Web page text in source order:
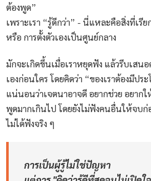
ต้องพูด”
เพราะเรา “รู้ดีกว่า” - นี่แหละคือสิ่งที่เรี
หรือ การตั้งตัวเองเป็นศูนย์กลาง
มักจะเกิดขึ้นเมื่อเราหยุดฟัง แล้วรีบเสน
เองก่อนใคร โดยคิดว่า “ของเราต้องมีปร
แน่นอนว่าเจตนาอาจดี อยากช่วย อยากใ
พูดมากเกินไป โดยยังไม่ฟังคนอื่นให้จบ
ไม่ได้ฟังจริง ๆ
การเป็นผู้รู้ไม่ใช่ปัญหา